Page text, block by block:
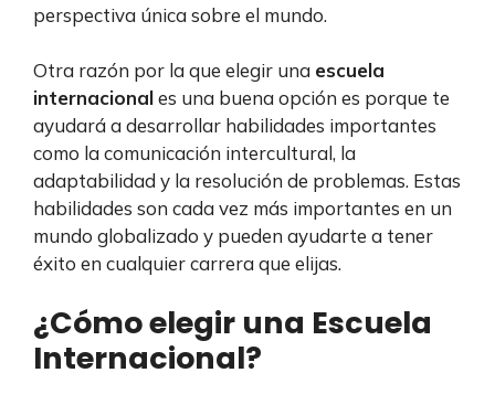
perspectiva única sobre el mundo.
Otra razón por la que elegir una escuela
internacionales una buena opción es porque te
ayudará a desarrollar habilidades importantes
como la comunicación intercultural, la
adaptabilidad y la resolución de problemas. Estas
habilidades son cada vez más importantes en un
mundo globalizado y pueden ayudarte a tener
éxito en cualquier carrera que elijas.
¿Cómo elegir una Escuela
Internacional?